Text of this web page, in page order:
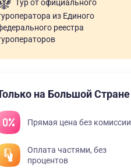
Тур от официального
из Единого
реестра
на Большой Стране
Прямая цена без комиссии
Оплата частями, без
процентов